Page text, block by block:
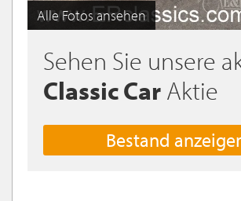
Alle Fotos ansehen
Sehen Sie unsere
Classic Car Aktie
Bestand